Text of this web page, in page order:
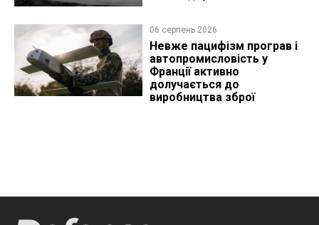
06 серпень 2026
Невже пацифізм програв і
автопромисловість у
Франції активно
долучається до
виробництва зброї